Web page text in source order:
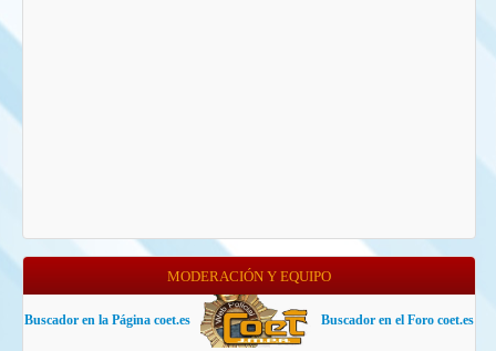
MODERACIÓN Y EQUIPO
Buscador en la Página coet.es Buscador en el Foro coet.es